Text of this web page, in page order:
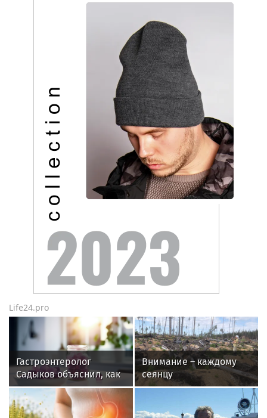
Life24.pro
Гастроэнтеролог
Садыков объяснил, как
сахар в рационе
ускоряет изнашивание
тканей
Внимание – каждому
сеянцу